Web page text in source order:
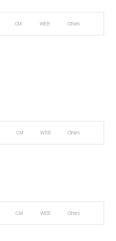
CM WEB Others
CM WEB Others
CM WEB Others